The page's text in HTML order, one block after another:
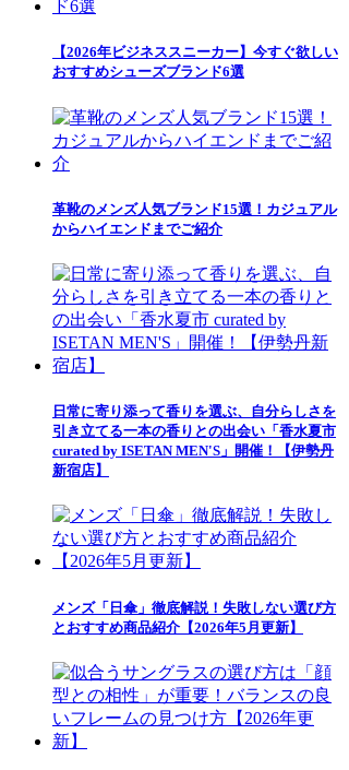
【2026年ビジネススニーカー】今すぐ欲しい
おすすめシューズブランド6選
革靴のメンズ人気ブランド15選！カジュアル
からハイエンドまでご紹介
日常に寄り添って香りを選ぶ、自分らしさを
引き立てる一本の香りとの出会い「香水夏市
curated by ISETAN MEN'S」開催！【伊勢丹
新宿店】
メンズ「日傘」徹底解説！失敗しない選び方
とおすすめ商品紹介【2026年5月更新】